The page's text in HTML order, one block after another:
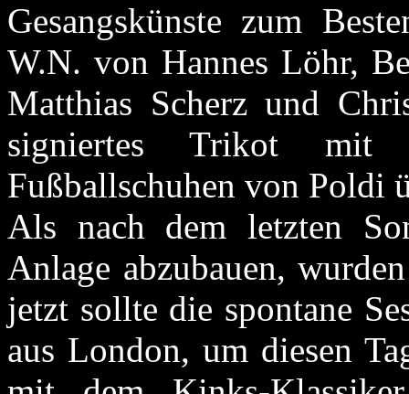
Gesangskünste zum
W.N. von Hannes Löhr,
Matthias Scherz und
signiertes Trikot mit
Fußballschuhen von Poldi
Als nach dem letzten
Anlage abzubauen,
jetzt sollte die spontane
aus London, um diesen